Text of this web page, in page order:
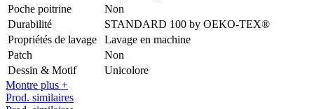
Poche poitrine
Non
Durabilité
STANDARD 100 by OEKO-TEX®
Propriétés de lavage
Lavage en machine
Patch
Non
Dessin & Motif
Unicolore
Montre plus +
Prod. similaires